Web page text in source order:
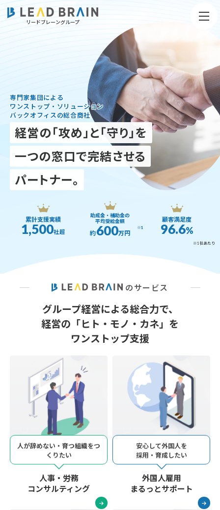
リードブレーングループ
経営コンサルティング・財務・労務をワンストップ支援｜リードブレーン
専門家集団による
ワンストップ・ソリューション
バックオフィスの総合商社
経営の「攻め」と「守り」を
一つの窓口で完結させる
パートナー。
累計支援実績
1,500社超
助成金・補助金の
平均受給金額
約600 ※1
万円
顧客満足度
96.6%
※1社あたり
のサービス
グループ経営による総合力で、
経営の「ヒト・モノ・カネ」を
ワンストップ支援
人が辞めない・育つ組織をつ
くりたい
人事・労務
コンサルティング
安心して外国人を
採用・育成したい
外国人雇用
まるっとサポート